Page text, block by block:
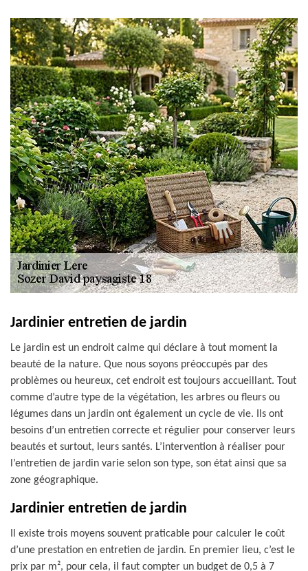
Jardinier entretien de jardin
Le jardin est un endroit calme qui déclare à tout moment la
beauté de la nature. Que nous soyons préoccupés par des
problèmes ou heureux, cet endroit est toujours accueillant. Tout
comme d’autre type de la végétation, les arbres ou fleurs ou
légumes dans un jardin ont également un cycle de vie. Ils ont
besoins d’un entretien correcte et régulier pour conserver leurs
beautés et surtout, leurs santés. L’intervention à réaliser pour
l’entretien de jardin varie selon son type, son état ainsi que sa
zone géographique.
Jardinier entretien de jardin
Il existe trois moyens souvent praticable pour calculer le coût
d’une prestation en entretien de jardin. En premier lieu, c’est le
prix par m², pour cela, il faut compter un budget de 0,5 à 7